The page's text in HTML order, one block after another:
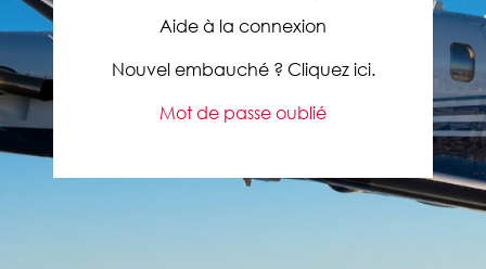
Aide à la connexion
Nouvel embauché ? Cliquez ici.
Mot de passe oublié